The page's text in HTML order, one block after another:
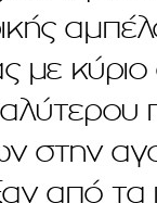
με
στην
από τα